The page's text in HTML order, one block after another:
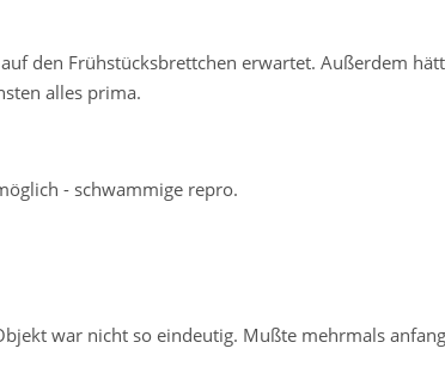
den Frühstücksbrettchen erwartet. Außerdem
alles prima.
- schwammige repro.
war nicht so eindeutig. Mußte mehrmals